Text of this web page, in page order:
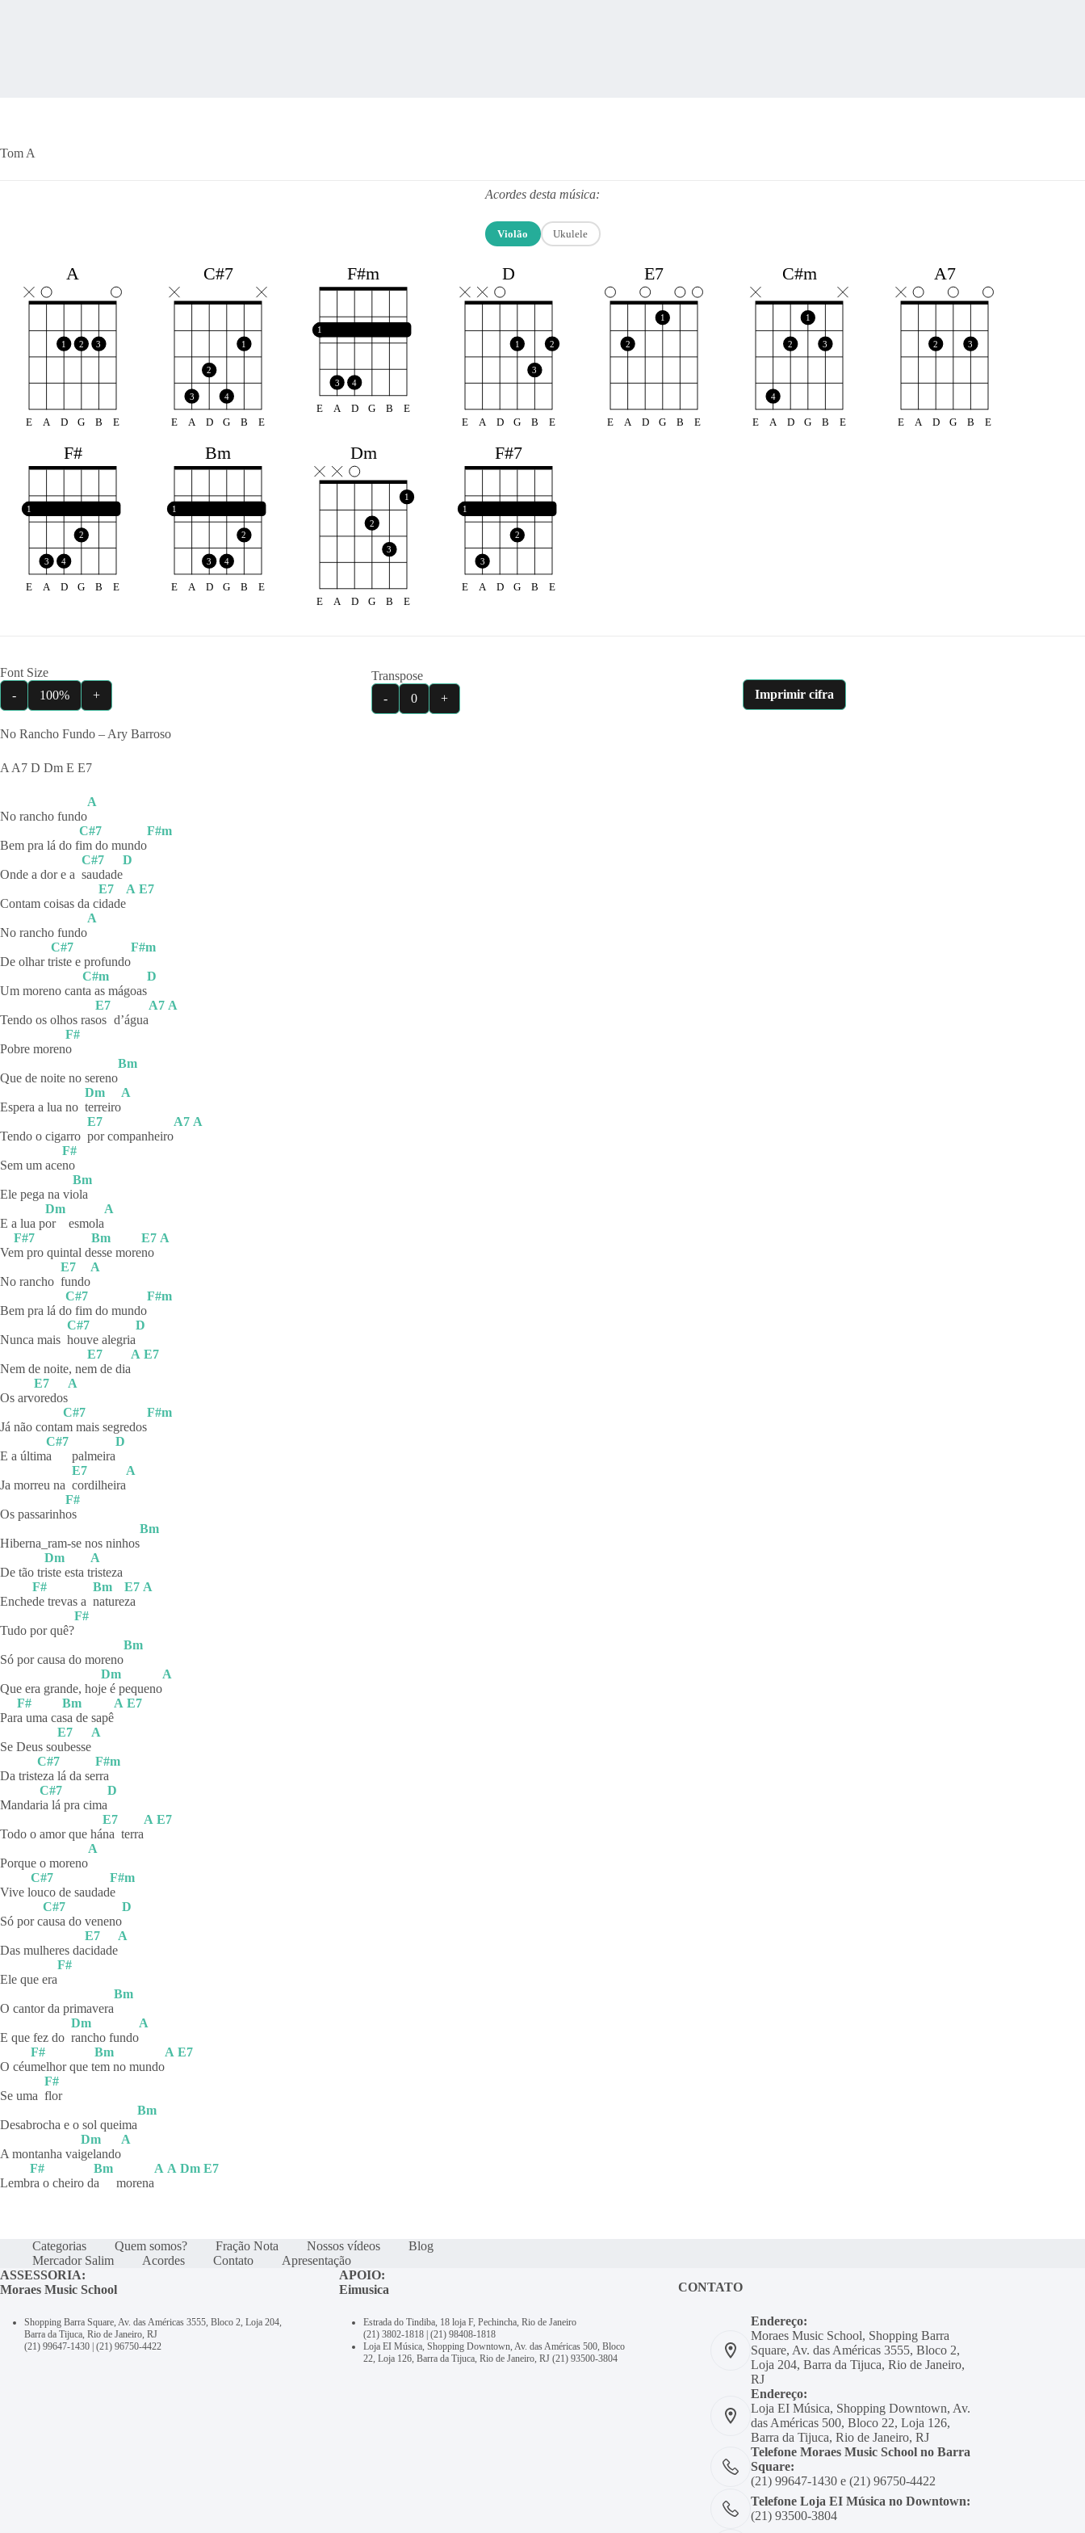
Tom A
Acordes desta música:
Violão Ukulele
A
1 2 3
E A D G B E
C#7
3
2
4
1
E A D G B E
F#m
1
3 4
E A D G B E
D
1
3
2
E A D G B E
E7
2
1
E A D G B E
C#m
4
2
1
3
E A D G B E
A7
2 3
E A D G B E
F#
1
3 4
2
E A D G B E
Bm
1
3 4
2
E A D G B E
Dm
2
3
1
E A D G B E
F#7
1
3
2
E A D G B E
Font Size
-
100% +
Transpose
-
0 + Imprimir cifra
No Rancho Fundo – Ary Barroso
A A7 D Dm E E7
No rancho fundo
A
Bem pra lá do f
C#7
im do mundo
F#m
Onde a dor e a
C#7
saudade
D
Contam coisas da c
E7
idade
A E7
No rancho fundo
A
De olhar t
C#7
riste e profundo
F#m
Um moreno can
C#m
ta as mágoas
D
Tendo os olhos ras
E7
os d’água
A7 A
Pobre moren
F#
o
Que de noite no sereno
Bm
Espera a lua no
Dm
terreiro
A
Tendo o cigarro
E7
porcompanheiro
A7 A
Sem um ace
F#
no
Ele pega na vi
Bm
ola
E a lua p
Dm
or
esmola
A
Ve
F#7
m pro quintal d
Bm
esse more
E7
no
A
No rancho
E7
fundo
A
Bem pra lá d
C#7
o fim do mundo
F#m
Nunca mais
C#7
houve alegria
D
Nem de noite, ne
E7
m de dia
A E7
Os arv
E7
oredos
A
Já não conta
C#7
m mais segredos
F#m
E a últim
C#7
a
palmeira
D
Ja morreu na
E7
cordilheira
A
Os passarinh
F#
os
Hiberna_ram-se nos ninhos
Bm
De tão tr
Dm
iste esta t
A
risteza
Enche
F#
de trevas a
Bm
nature
E7
za
A
Tudo por quê?
F#
Só por causa do moreno
Bm
Que era grande, hoj
Dm
e é pequeno
A
Par
F#
a uma ca
Bm
sa de sapê
A E7
Se Deus so
E7
ubesse
A
Da trist
C#7
eza lá da se
F#m
rra
Mandar
C#7
ia lá pra cima
D
Todo o amor que há
E7
na terra
A E7
Porque o moreno
A
Vive l
C#7
ouco de saudad
F#m
e
Só por c
C#7
ausa do veneno
D
Das mulheres da
E7
cidade
A
Ele que era
F#
O cantor da primavera
Bm
E que fez do
Dm
rancho fundo
A
O céu
F#
melhor que t
Bm
em no mundo
A E7
Se uma
F#
flor
Desabrocha e o sol queima
Bm
A montanha vai
Dm
gelando
A
Lemb
F#
ra o cheiro d
Bm
a
morena
A A Dm E7
Categorias Quem somos? Fração Nota Nossos vídeos
Blog
Mercador Salim
Acordes Contato
Apresentação
ASSESSORIA:
Moraes Music School
Shopping Barra Square, Av. das Américas 3555, Bloco 2, Loja 204,
Barra da Tijuca, Rio de Janeiro, RJ
(21) 99647-1430 | (21) 96750-4422
APOIO:
Eimusica
Estrada do Tindiba, 18 loja F, Pechincha, Rio de Janeiro
(21) 3802-1818| (21) 98408-1818
Loja EI Música, Shopping Downtown, Av. das Américas 500, Bloco
22, Loja 126, Barra da Tijuca, Rio de Janeiro, RJ (21) 93500-3804
CONTATO
Endereço:
Moraes Music School, Shopping Barra
Square, Av. das Américas 3555, Bloco 2,
Loja 204, Barra da Tijuca, Rio de Janeiro,
RJ
Endereço:
Loja EI Música, Shopping Downtown, Av.
das Américas 500, Bloco 22, Loja 126,
Barra da Tijuca, Rio de Janeiro, RJ
Telefone Moraes Music School no Barra
Square:
(21) 99647-1430 e (21) 96750-4422
Telefone Loja EI Música no Downtown:
(21) 93500-3804